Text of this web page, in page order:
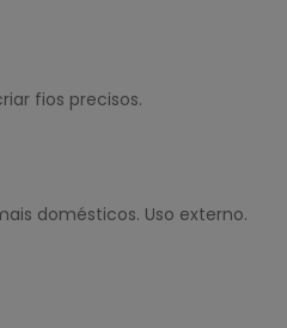
fios precisos.
domésticos. Uso externo.